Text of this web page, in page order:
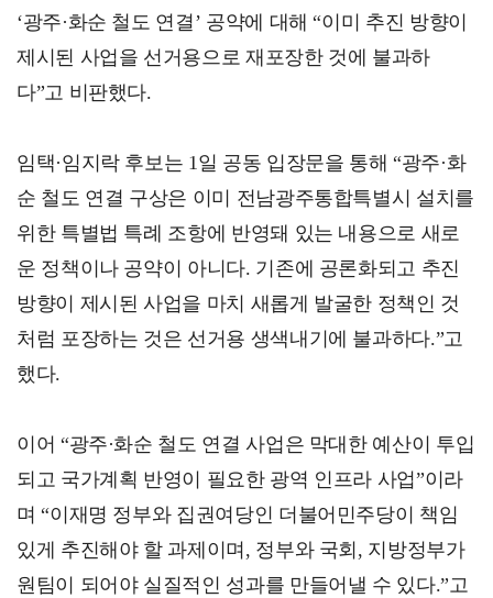
‘광주·화순 철도 연결’ 공약에 대해 “이미 추진 방향이
제시된 사업을 선거용으로 재포장한 것에 불과하
다”고 비판했다.
임택·임지락 후보는 1일 공동 입장문을 통해 “광주·화
순 철도 연결 구상은 이미 전남광주통합특별시 설치를
위한 특별법 특례 조항에 반영돼 있는 내용으로 새로
운 정책이나 공약이 아니다. 기존에 공론화되고 추진
방향이 제시된 사업을 마치 새롭게 발굴한 정책인 것
처럼 포장하는 것은 선거용 생색내기에 불과하다.”고
했다.
이어 “광주·화순 철도 연결 사업은 막대한 예산이 투입
되고 국가계획 반영이 필요한 광역 인프라 사업”이라
며 “이재명 정부와 집권여당인 더불어민주당이 책임
있게 추진해야 할 과제이며, 정부와 국회, 지방정부가
원팀이 되어야 실질적인 성과를 만들어낼 수 있다.”고